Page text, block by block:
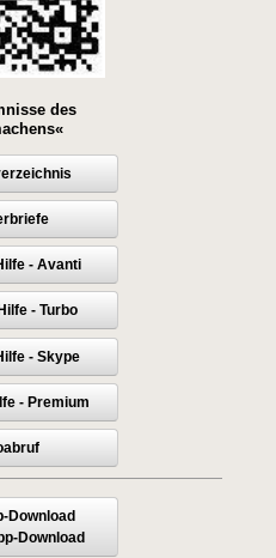
des
- Avanti
- Turbo
- Skype
- Premium
Download